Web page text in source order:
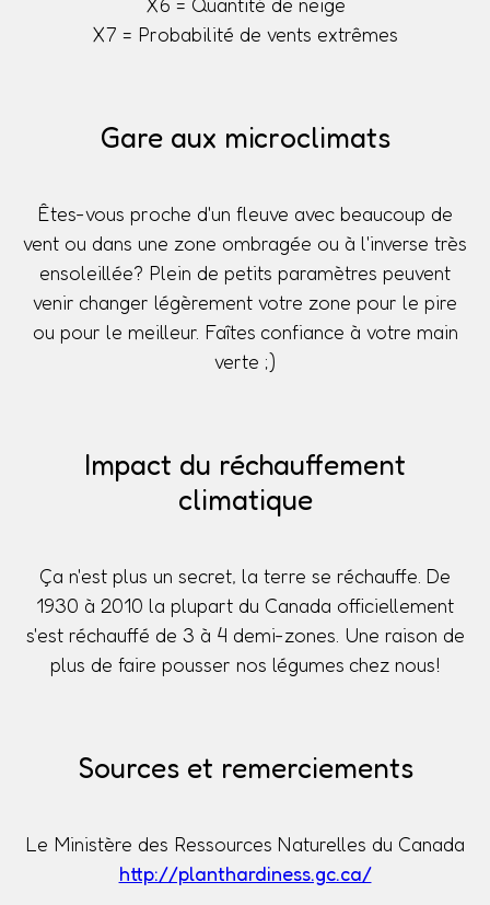
X6 = Quantité de neige
X7 = Probabilité de vents extrêmes
Gare aux microclimats
Êtes-vous proche d'un fleuve avec beaucoup de
vent ou dans une zone ombragée ou à l'inverse très
ensoleillée? Plein de petits paramètres peuvent
venir changer légèrement votre zone pour le pire
ou pour le meilleur. Faîtes confiance à votre main
verte ;)
Impact du réchauffement
climatique
Ça n'est plus un secret, la terre se réchauffe. De
1930 à 2010 la plupart du Canada officiellement
s'est réchauffé de 3 à 4 demi-zones. Une raison de
plus de faire pousser nos légumes chez nous!
Sources et remerciements
Le Ministère des Ressources Naturelles du Canada
http://planthardiness.gc.ca/